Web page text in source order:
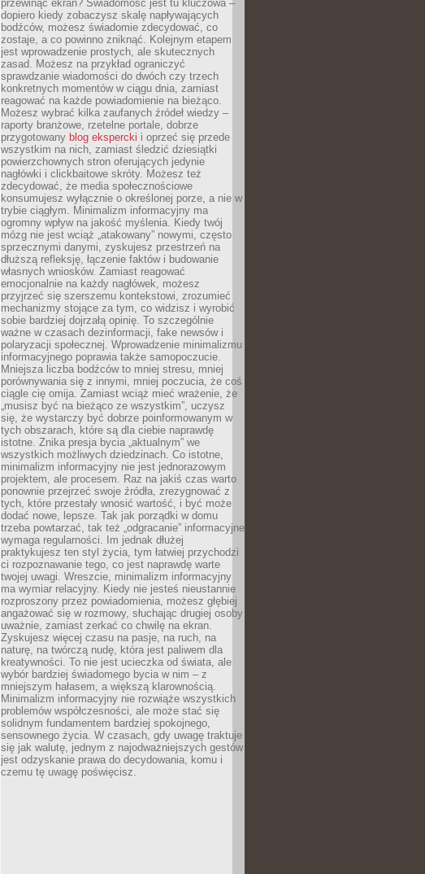
przewinąć ekran? Świadomość jest tu kluczowa –
dopiero kiedy zobaczysz skalę napływających
bodźców, możesz świadomie zdecydować, co
zostaje, a co powinno zniknąć. Kolejnym etapem
jest wprowadzenie prostych, ale skutecznych
zasad. Możesz na przykład ograniczyć
sprawdzanie wiadomości do dwóch czy trzech
konkretnych momentów w ciągu dnia, zamiast
reagować na każde powiadomienie na bieżąco.
Możesz wybrać kilka zaufanych źródeł wiedzy –
raporty branżowe, rzetelne portale, dobrze
przygotowany blog ekspercki i oprzeć się przede
wszystkim na nich, zamiast śledzić dziesiątki
powierzchownych stron oferujących jedynie
nagłówki i clickbaitowe skróty. Możesz też
zdecydować, że media społecznościowe
konsumujesz wyłącznie o określonej porze, a nie w
trybie ciągłym. Minimalizm informacyjny ma
ogromny wpływ na jakość myślenia. Kiedy twój
mózg nie jest wciąż „atakowany” nowymi, często
sprzecznymi danymi, zyskujesz przestrzeń na
dłuższą refleksję, łączenie faktów i budowanie
własnych wniosków. Zamiast reagować
emocjonalnie na każdy nagłówek, możesz
przyjrzeć się szerszemu kontekstowi, zrozumieć
mechanizmy stojące za tym, co widzisz i wyrobić
sobie bardziej dojrzałą opinię. To szczególnie
ważne w czasach dezinformacji, fake newsów i
polaryzacji społecznej. Wprowadzenie minimalizmu
informacyjnego poprawia także samopoczucie.
Mniejsza liczba bodźców to mniej stresu, mniej
porównywania się z innymi, mniej poczucia, że coś
ciągle cię omija. Zamiast wciąż mieć wrażenie, że
„musisz być na bieżąco ze wszystkim”, uczysz
się, że wystarczy być dobrze poinformowanym w
tych obszarach, które są dla ciebie naprawdę
istotne. Znika presja bycia „aktualnym” we
wszystkich możliwych dziedzinach. Co istotne,
minimalizm informacyjny nie jest jednorazowym
projektem, ale procesem. Raz na jakiś czas warto
ponownie przejrzeć swoje źródła, zrezygnować z
tych, które przestały wnosić wartość, i być może
dodać nowe, lepsze. Tak jak porządki w domu
trzeba powtarzać, tak też „odgracanie” informacyjne
wymaga regularności. Im jednak dłużej
praktykujesz ten styl życia, tym łatwiej przychodzi
ci rozpoznawanie tego, co jest naprawdę warte
twojej uwagi. Wreszcie, minimalizm informacyjny
ma wymiar relacyjny. Kiedy nie jesteś nieustannie
rozproszony przez powiadomienia, możesz głębiej
angażować się w rozmowy, słuchając drugiej osoby
uważnie, zamiast zerkać co chwilę na ekran.
Zyskujesz więcej czasu na pasje, na ruch, na
naturę, na twórczą nudę, która jest paliwem dla
kreatywności. To nie jest ucieczka od świata, ale
wybór bardziej świadomego bycia w nim – z
mniejszym hałasem, a większą klarownością.
Minimalizm informacyjny nie rozwiąże wszystkich
problemów współczesności, ale może stać się
solidnym fundamentem bardziej spokojnego,
sensownego życia. W czasach, gdy uwagę traktuje
się jak walutę, jednym z najodważniejszych gestów
jest odzyskanie prawa do decydowania, komu i
czemu tę uwagę poświęcisz.